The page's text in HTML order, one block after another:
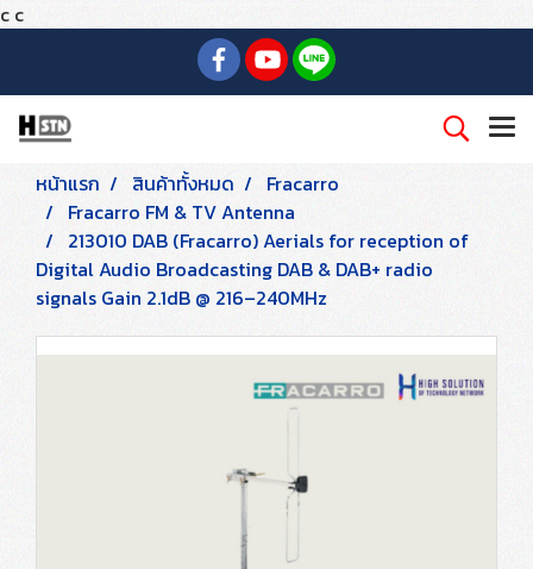
c c
หน้าแรก สินค้าทั้งหมด
Fracarro
Fracarro FM & TV Antenna
213010 DAB (Fracarro) Aerials for reception of
Digital Audio Broadcasting DAB & DAB+ radio
signals Gain 2.1dB @ 216–240MHz